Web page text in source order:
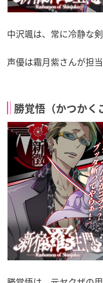
中沢颯は、常に冷静な
声優は霜月紫さんが担当
勝覚悟（かつかく